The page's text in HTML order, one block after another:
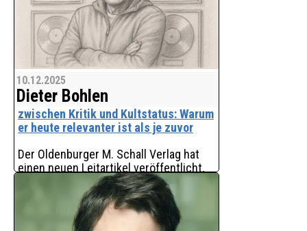
10.12.2025
Dieter Bohlen
zwischen Kritik und Kultstatus: Warum
er heute relevanter ist als je zuvor
Der Oldenburger M. Schall Verlag hat
einen neuen Leitartikel veröffentlicht,
der den Musiker, Produzenten und
Unternehmer Dieter Bohlen in einem
unerwartet ruhigen Licht porträtiert.
Der Artikel ers